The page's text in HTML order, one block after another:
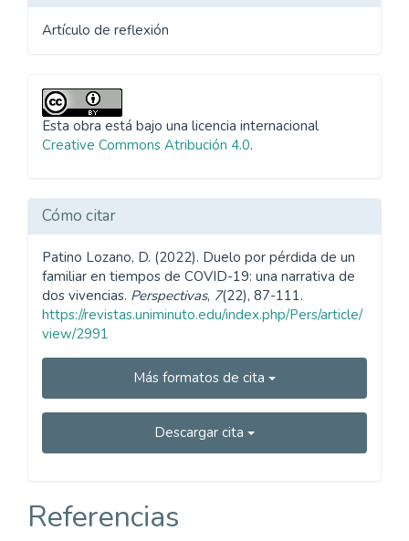
Artículo de reflexión
Esta obra está bajo una licencia internacional
Creative Commons Atribución 4.0.
Cómo citar
Patino Lozano, D. (2022). Duelo por pérdida de un
familiar en tiempos de COVID-19: una narrativa de
dos vivencias. Perspectivas, 7(22), 87-111.
https://revistas.uniminuto.edu/index.php/Pers/article/
view/2991
Más formatos de cita
Descargar cita
Referencias